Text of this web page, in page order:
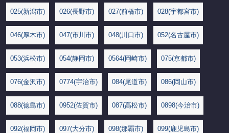
025(新潟市) 026(長野市) 027(前橋市) 028(宇都宮市)
046(厚木市) 047(市川市) 048(川口市) 052(名古屋市)
053(浜松市) 054(静岡市) 0564(岡崎市) 075(京都市)
076(金沢市) 0774(宇治市) 084(尾道市) 086(岡山市)
088(徳島市) 0952(佐賀市) 087(高松市) 0898(今治市)
092(福岡市) 097(大分市) 098(那覇市) 099(鹿児島市)